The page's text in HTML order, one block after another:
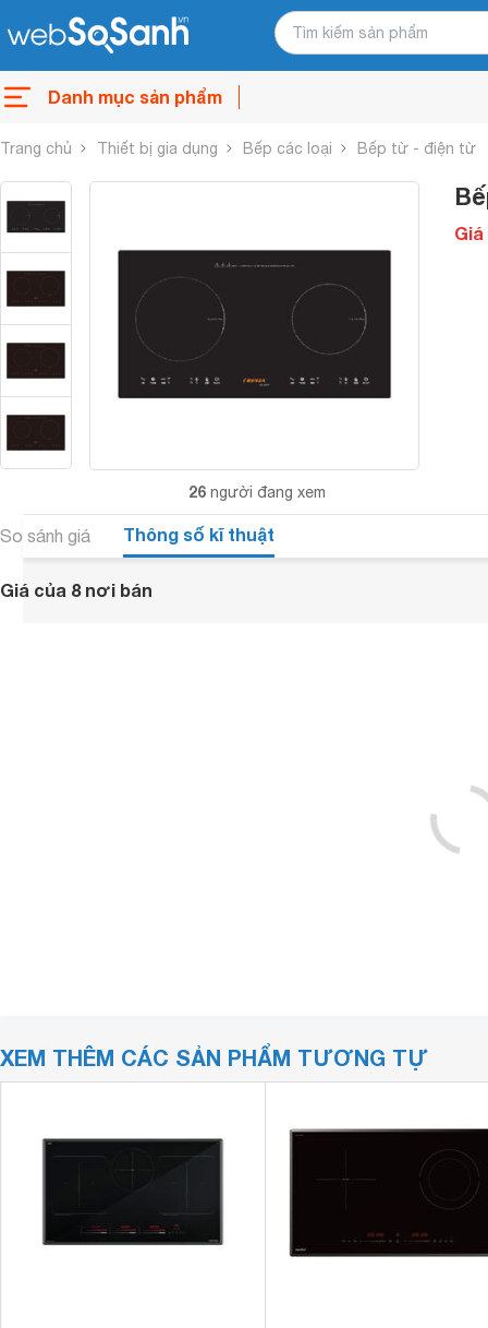
Danh mục sản phẩm
Trang chủ Thiết bị gia dụng Bếp các loại Bếp từ - điện từ
26 người đang xem
Giá
So sánh giá Thông số kĩ thuật
Giá của 8 nơi bán
XEM THÊM CÁC SẢN PHẨM TƯƠNG TỰ